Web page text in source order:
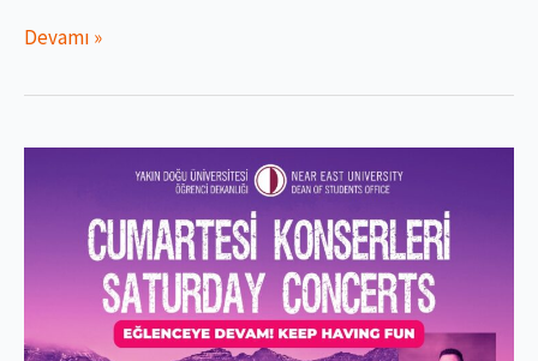
Muhaceret
Uygulamaya
Devamı »